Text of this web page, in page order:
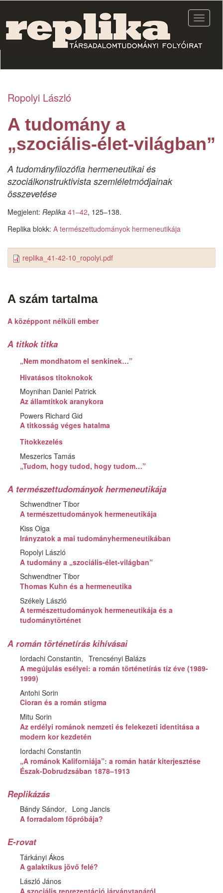
tartalomra
Ropolyi László
A tudomány a
„szociális-élet-világban”
A tudományfilozófia hermeneutikai és
szociálkonstruktivista szemléletmódjainak
összevetése
Megjelent: Replika 41–42, 125–138.
Replika blokk: A természettudományok hermeneutikája
replika_41-42-10_ropolyi.pdf
A szám tartalma
A középpont nélküli ember
A titkok titka
„Nem mondhatom el senkinek…”
Hivatásos titoknokok
Moynihan Daniel Patrick
Az államtitkok aranykora
Powers Richard Gid
A titkosság véges hatalma
Titokkezelés
Meszerics Tamás
„Tudom, hogy tudod, hogy tudom…”
A természettudományok hermeneutikája
Schwendtner Tibor
A természettudományok hermeneutikája
Kiss Olga
Irányzatok a mai tudományhermeneutikában
Ropolyi László
A tudomány a „szociális-élet-világban”
Schwendtner Tibor
Thomas Kuhn és a hermeneutika
Székely László
A természettudományok hermeneutikája és a
tudománytörténet
A román történetírás kihívásai
Iordachi Constantin
Trencsényi Balázs
A megújulás esélyei: a román történetírás tíz éve (1989-
1999)
Antohi Sorin
Cioran és a román stigma
Mitu Sorin
Az erdélyi románok nemzeti és felekezeti identitása a
modern kor kezdetén
Iordachi Constantin
„A románok Kaliforniája”: a román határ kiterjesztése
Észak-Dobrudzsában 1878–1913
Replikázás
Bándy Sándor
Long Jancis
A forradalom főpróbája?
E-rovat
Tárkányi Ákos
A galaktikus jövő felé?
László János